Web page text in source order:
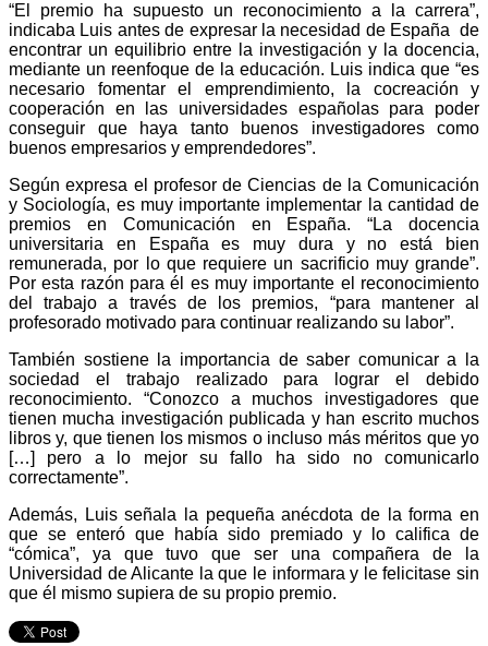
“El premio ha supuesto un reconocimiento a la carrera”,
indicaba Luis antes de expresar la necesidad de España de
encontrar un equilibrio entre la investigación y la docencia,
mediante un reenfoque de la educación. Luis indica que “es
necesario fomentar el emprendimiento, la cocreación y
cooperación en las universidades españolas para poder
conseguir que haya tanto buenos investigadores como
buenos empresarios y emprendedores”.
Según expresa el profesor de Ciencias de la Comunicación
y Sociología, es muy importante implementar la cantidad de
premios en Comunicación en España. “La docencia
universitaria en España es muy dura y no está bien
remunerada, por lo que requiere un sacrificio muy grande”.
Por esta razón para él es muy importante el reconocimiento
del trabajo a través de los premios, “para mantener al
profesorado motivado para continuar realizando su labor”.
También sostiene la importancia de saber comunicar a la
sociedad el trabajo realizado para lograr el debido
reconocimiento. “Conozco a muchos investigadores que
tienen mucha investigación publicada y han escrito muchos
libros y, que tienen los mismos o incluso más méritos que yo
[…] pero a lo mejor su fallo ha sido no comunicarlo
correctamente”.
Además, Luis señala la pequeña anécdota de la forma en
que se enteró que había sido premiado y lo califica de
“cómica”, ya que tuvo que ser una compañera de la
Universidad de Alicante la que le informara y le felicitase sin
que él mismo supiera de su propio premio.